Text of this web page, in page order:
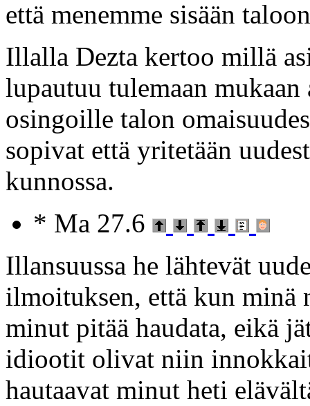
että menemme sisään
Illalla Dezta kertoo millä
lupautuu tulemaan mukaan
osingoille talon
sopivat että yritetään
kunnossa.
* Ma 27.6
Illansuussa he lähtevät
ilmoituksen, että kun
minut pitää haudata, eikä
idiootit olivat niin
hautaavat minut heti